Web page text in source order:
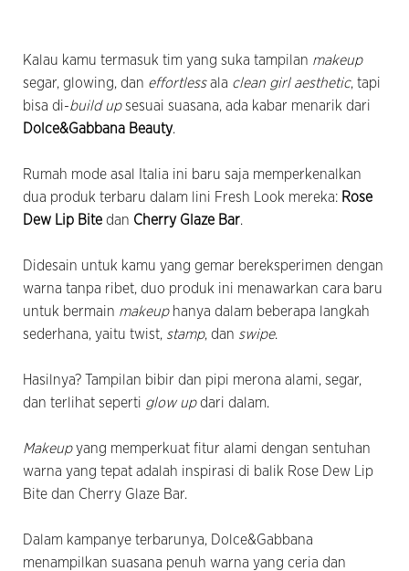
Kalau kamu termasuk tim yang suka tampilan makeup
segar, glowing, dan effortlessala clean girl aesthetic, tapi
bisa di-build upsesuai suasana, ada kabar menarik dari
Dolce&Gabbana Beauty.
Rumah mode asal Italia ini baru saja memperkenalkan
dua produk terbaru dalam lini Fresh Look mereka: Rose
Dew Lip Bite dan Cherry Glaze Bar.
Didesain untuk kamu yang gemar bereksperimen dengan
warna tanpa ribet, duo produk ini menawarkan cara baru
untuk bermain makeup hanya dalam beberapa langkah
sederhana, yaitu twist, stamp, dan swipe.
Hasilnya? Tampilan bibir dan pipi merona alami, segar,
dan terlihat seperti glow updari dalam.
Makeupyang memperkuat fitur alami dengan sentuhan
warna yang tepat adalah inspirasi di balik Rose Dew Lip
Bite dan Cherry Glaze Bar.
Dalam kampanye terbarunya, Dolce&Gabbana
menampilkan suasana penuh warna yang ceria dan